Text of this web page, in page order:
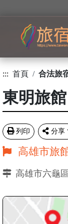
::: 首頁 合法旅
東明旅館
列印 分享
高雄市旅
高雄市六龜